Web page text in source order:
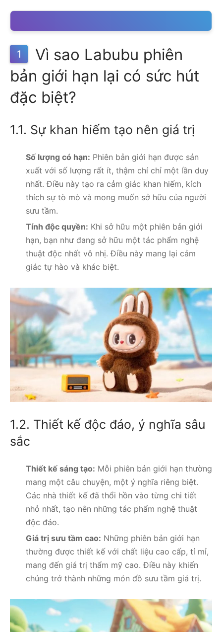
1
Vì sao Labubu phiên
bản giới hạn lại có sức hút
đặc biệt?
1.1. Sự khan hiếm tạo nên giá trị
Số lượng có hạn: Phiên bản giới hạn được sản
xuất với số lượng rất ít, thậm chí chỉ một lần duy
nhất. Điều này tạo ra cảm giác khan hiếm, kích
thích sự tò mò và mong muốn sở hữu của người
sưu tầm.
Tính độc quyền: Khi sở hữu một phiên bản giới
hạn, bạn như đang sở hữu một tác phẩm nghệ
thuật độc nhất vô nhị. Điều này mang lại cảm
giác tự hào và khác biệt.
1.2. Thiết kế độc đáo, ý nghĩa sâu
sắc
Thiết kế sáng tạo: Mỗi phiên bản giới hạn thường
mang một câu chuyện, một ý nghĩa riêng biệt.
Các nhà thiết kế đã thổi hồn vào từng chi tiết
nhỏ nhất, tạo nên những tác phẩm nghệ thuật
độc đáo.
Giá trị sưu tầm cao: Những phiên bản giới hạn
thường được thiết kế với chất liệu cao cấp, tỉ mỉ,
mang đến giá trị thẩm mỹ cao. Điều này khiến
chúng trở thành những món đồ sưu tầm giá trị.